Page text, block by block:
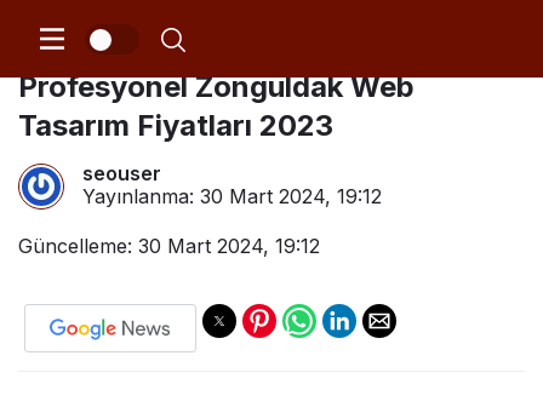
Zonguldak Web Tasarım –
Profesyonel Zonguldak Web
Tasarım Fiyatları 2023
seouser
Yayınlanma: 30 Mart 2024, 19:12
Güncelleme: 30 Mart 2024, 19:12